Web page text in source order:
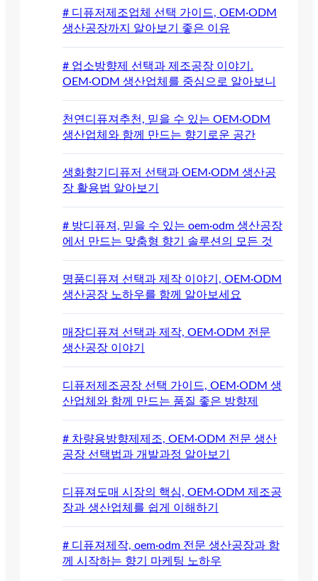
# 디퓨저제조업체 선택 가이드, OEM·ODM
생산공장까지 알아보기 좋은 이유
# 업소방향제 선택과 제조공장 이야기.
OEM·ODM 생산업체를 중심으로 알아보니
천연디퓨져추천, 믿을 수 있는 OEM·ODM
생산업체와 함께 만드는 향기로운 공간
생화향기디퓨저 선택과 OEM·ODM 생산공
장 활용법 알아보기
# 방디퓨져, 믿을 수 있는 oem·odm 생산공장
에서 만드는 맞춤형 향기 솔루션의 모든 것
명품디퓨져 선택과 제작 이야기, OEM·ODM
생산공장 노하우를 함께 알아보세요
매장디퓨져 선택과 제작, OEM·ODM 전문
생산공장 이야기
디퓨저제조공장 선택 가이드, OEM·ODM 생
산업체와 함께 만드는 품질 좋은 방향제
# 차량용방향제제조, OEM·ODM 전문 생산
공장 선택법과 개발과정 알아보기
디퓨져도매 시장의 핵심, OEM·ODM 제조공
장과 생산업체를 쉽게 이해하기
# 디퓨져제작, oem·odm 전문 생산공장과 함
께 시작하는 향기 마케팅 노하우